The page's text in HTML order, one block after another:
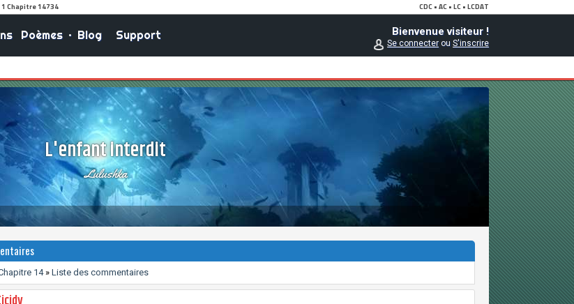
Poèmes• Blog Support Bienvenue visiteur !
Se connecterou S'inscrire
L'enfant interdit
Lulushka
14» Liste des commentaires